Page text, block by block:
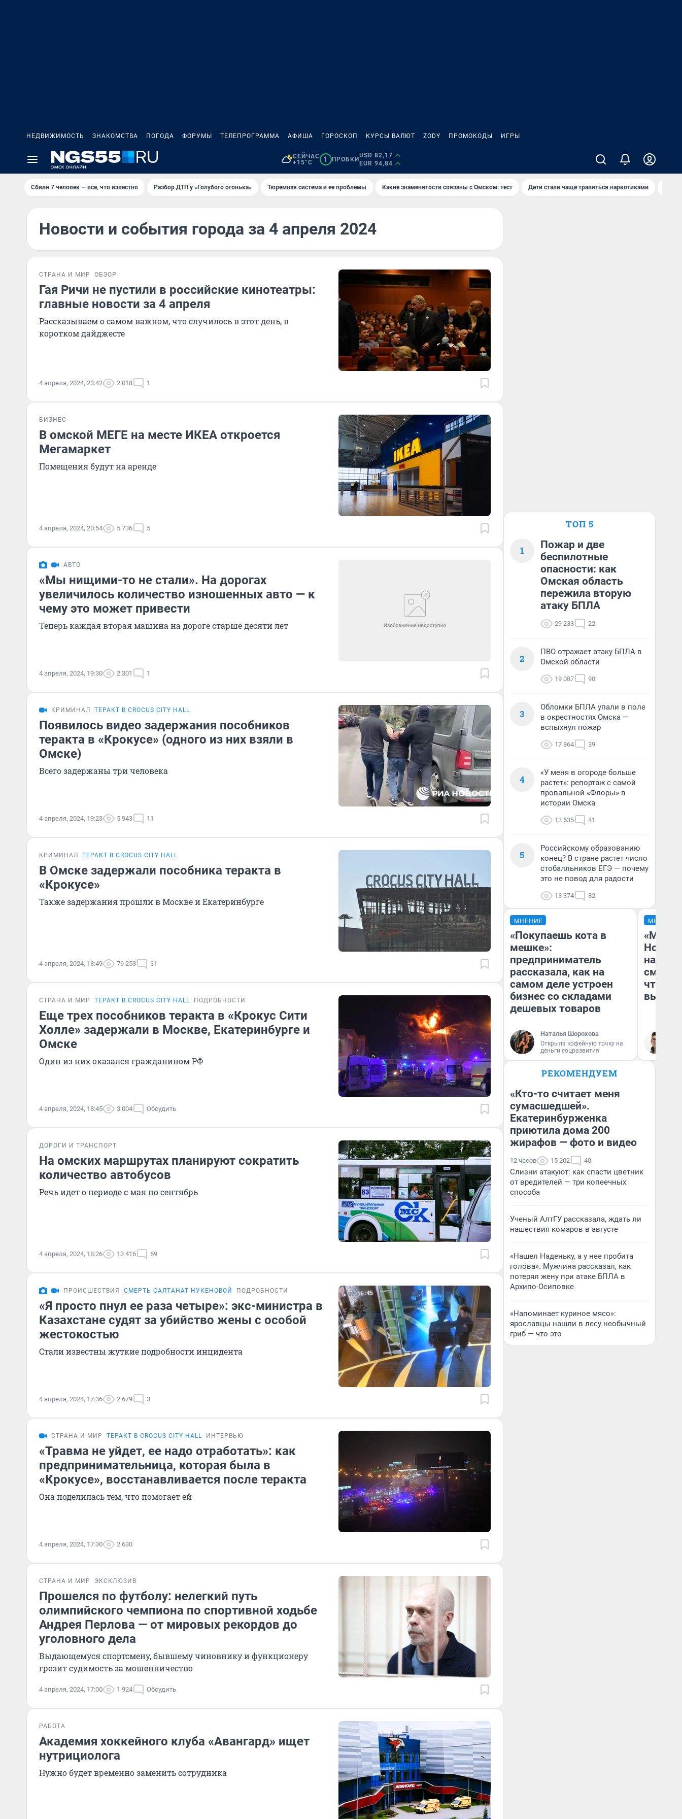
НЕДВИЖИМОСТЬ ЗНАКОМСТВА ПОГОДА ФОРУМЫ ТЕЛЕПРОГРАММА АФИША ГОРОСКОП КУРСЫ ВАЛЮТ ZODY ПРОМОКОДЫ ИГРЫ
СЕЙЧАС
+15°C
1 ПРОБКИ
USD 82,17
EUR 94,84
Сбили 7 человек — все, что известно Разбор ДТП у «Голубого огонька» Тюремная система и ее проблемы Какие знаменитости связаны с Омском: тест Дети стали чаще травиться наркотиками
Новости и события города за 4 апреля 2024
СТРАНА И МИР ОБЗОР
Гая Ричи не пустили в российские кинотеатры:
главные новости за 4 апреля
Рассказываем о самом важном, что случилось в этот день, в
коротком дайджесте
4 апреля, 2024, 23:42 2 018 1
БИЗНЕС
В омской МЕГЕ на месте ИКЕА откроется
Мегамаркет
Помещения будут на аренде
4 апреля, 2024, 20:54 5 736 5
АВТО
«Мы нищими-то не стали». На дорогах
увеличилось количество изношенных авто — к
чему это может привести
Теперь каждая вторая машина на дороге старше десяти лет
4 апреля, 2024, 19:30 2 301 1
КРИМИНАЛ ТЕРАКТ В CROCUS CITY HALL
Появилось видео задержания пособников
теракта в «Крокусе» (одного из них взяли в
Омске)
Всего задержаны три человека
4 апреля, 2024, 19:23 5 943 11
КРИМИНАЛ ТЕРАКТ В CROCUS CITY HALL
В Омске задержали пособника теракта в
«Крокусе»
Также задержания прошли в Москве и Екатеринбурге
4 апреля, 2024, 18:49 79 253 31
СТРАНА И МИР ТЕРАКТ В CROCUS CITY HALL ПОДРОБНОСТИ
Еще трех пособников теракта в «Крокус Сити
Холле» задержали в Москве, Екатеринбурге и
Омске
Один из них оказался гражданином РФ
4 апреля, 2024, 18:45 3 004 Обсудить
ДОРОГИ И ТРАНСПОРТ
На омских маршрутах планируют сократить
количество автобусов
Речь идет о периоде с мая по сентябрь
4 апреля, 2024, 18:26 13 416 69
ПРОИСШЕСТВИЯ СМЕРТЬ САЛТАНАТ НУКЕНОВОЙ ПОДРОБНОСТИ
«Я просто пнул ее раза четыре»: экс-министра в
Казахстане судят за убийство жены с особой
жестокостью
Стали известны жуткие подробности инцидента
4 апреля, 2024, 17:36 2 679 3
СТРАНА И МИР ТЕРАКТ В CROCUS CITY HALL ИНТЕРВЬЮ
«Травма не уйдет, ее надо отработать»: как
предпринимательница, которая была в
«Крокусе», восстанавливается после теракта
Она поделилась тем, что помогает ей
4 апреля, 2024, 17:30 2 630
СТРАНА И МИР ЭКСКЛЮЗИВ
Прошелся по футболу: нелегкий путь
олимпийского чемпиона по спортивной ходьбе
Андрея Перлова — от мировых рекордов до
уголовного дела
Выдающемуся спортсмену, бывшему чиновнику и функционеру
грозит судимость за мошенничество
4 апреля, 2024, 17:00 1 924 Обсудить
РАБОТА
Академия хоккейного клуба «Авангард» ищет
нутрициолога
Нужно будет временно заменить сотрудника
ТОП 5
1
Пожар и две
беспилотные
опасности: как
Омская область
пережила вторую
атаку БПЛА
29 233 22
2
ПВО отражает атаку БПЛА в
Омской области
19 087 90
3
Обломки БПЛА упали в поле
в окрестностях Омска —
вспыхнул пожар
17 864 39
4
«У меня в огороде больше
растет»: репортаж с самой
провальной «Флоры» в
истории Омска
13 535 41
5
Российскому образованию
конец? В стране растет число
стобалльников ЕГЭ — почему
это не повод для радости
13 374 82
МНЕНИЕ
«Покупаешь кота в
мешке»:
предприниматель
рассказала, как на
самом деле устроен
бизнес со складами
дешевых товаров
Наталья Шорохова
Открыла кофейную точку на
деньги соцразвития
МНЕНИЕ
«Мы
чтобы
РЕКОМЕНДУЕМ
«Кто-то считает меня
сумасшедшей».
Екатеринбурженка
приютила дома 200
жирафов — фото и видео
12 часов 15 202 40
Слизни атакуют: как спасти цветник
от вредителей — три копеечных
способа
Ученый АлтГУ рассказала, ждать ли
нашествия комаров в августе
«Нашел Наденьку, а у нее пробита
голова». Мужчина рассказал, как
потерял жену при атаке БПЛА в
Архипо-Осиповке
«Напоминает куриное мясо»:
ярославцы нашли в лесу необычный
гриб — что это